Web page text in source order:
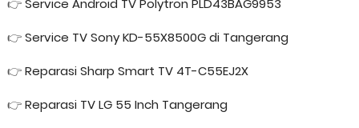
👉Service Android TV Polytron PLD43BAG9953
👉Service TV Sony KD-55X8500G di Tangerang
👉Reparasi Sharp Smart TV 4T-C55EJ2X
👉Reparasi TV LG 55 Inch Tangerang